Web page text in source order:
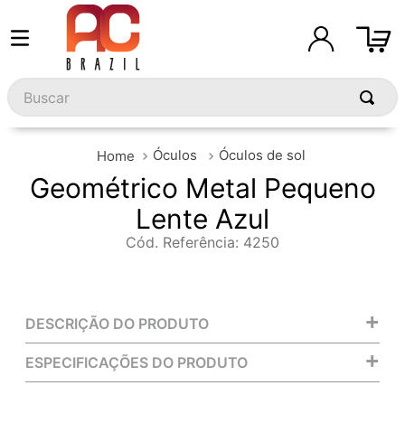
Buscar
Óculos Óculos de sol
Geométrico Metal Pequeno
Lente Azul
Cód. Referência: 4250
DESCRIÇÃO DO PRODUTO +
ESPECIFICAÇÕES DO PRODUTO +